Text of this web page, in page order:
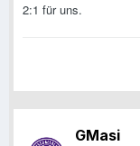
2:1 für uns.
GMasi